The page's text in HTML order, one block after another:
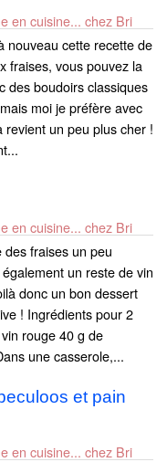
en cuisine... chez Bri
nouveau cette recette de
fraises, vous pouvez la
des boudoirs classiques
moi je préfère avec
revient un peu plus cher !
en cuisine... chez Bri
des fraises un peu
un reste de vin
donc un bon dessert
! Ingrédients pour 2
rouge 40 g de
une casserole,...
et pain
en cuisine... chez Bri